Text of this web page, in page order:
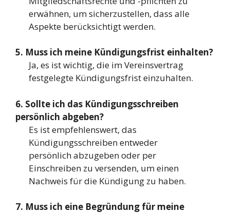
erwähnen, um sicherzustellen, dass alle
Aspekte berücksichtigt werden.
5. Muss ich meine Kündigungsfrist einhalten?
Ja, es ist wichtig, die im Vereinsvertrag
festgelegte Kündigungsfrist einzuhalten.
6. Sollte ich das Kündigungsschreiben
persönlich abgeben?
Es ist empfehlenswert, das
Kündigungsschreiben entweder
persönlich abzugeben oder per
Einschreiben zu versenden, um einen
Nachweis für die Kündigung zu haben.
7. Muss ich eine Begründung für meine